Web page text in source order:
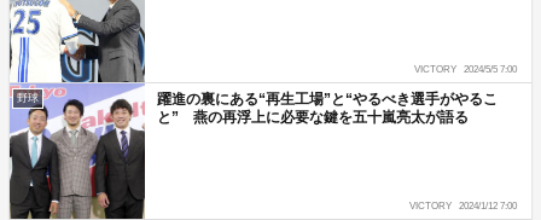
VICTORY 2024/5/5 7:00
野球
躍進の裏にある“再生工場”と“やるべき選手がやるこ
と” 燕の再浮上に必要な鍵を五十嵐亮太が語る
VICTORY 2024/1/12 7:00